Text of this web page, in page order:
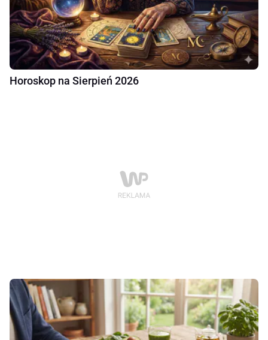
Horoskop na Sierpień 2026